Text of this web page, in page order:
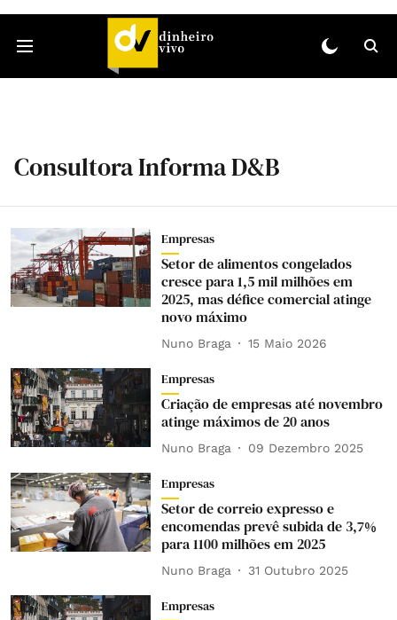
Consultora Informa D&B
Empresas
Setor de alimentos congelados
cresce para 1,5 mil milhões em
2025, mas défice comercial atinge
novo máximo
Nuno Braga 15 Maio 2026
Empresas
Criação de empresas até novembro
atinge máximos de 20 anos
Nuno Braga 09 Dezembro 2025
Empresas
Setor de correio expresso e
encomendas prevê subida de 3,7%
para 1100 milhões em 2025
Nuno Braga 31 Outubro 2025
Empresas